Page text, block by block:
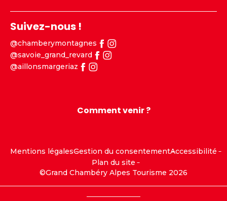
Suivez-nous !
@chamberymontagnes
@savoie_grand_revard
@aillonsmargeriaz
Comment venir ?
Mentions légalesGestion du consentementAccessibilité
Plan du site
©Grand Chambéry Alpes Tourisme 2026